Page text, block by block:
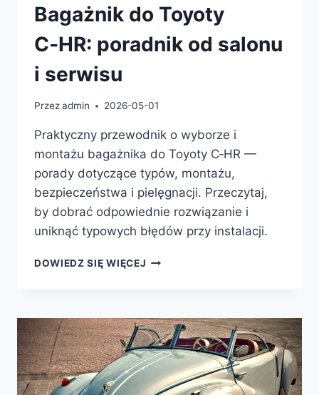
Bagażnik do Toyoty
C‑HR: poradnik od salonu
i serwisu
Przezadmin 2026-05-01
Praktyczny przewodnik o wyborze i
montażu bagażnika do Toyoty C‑HR —
porady dotyczące typów, montażu,
bezpieczeństwa i pielęgnacji. Przeczytaj,
by dobrać odpowiednie rozwiązanie i
uniknąć typowych błędów przy instalacji.
DOWIEDZ SIĘ WIĘCEJ BAGAŻNIK
PORADNIK
OD
SALONU
I
SERWISU